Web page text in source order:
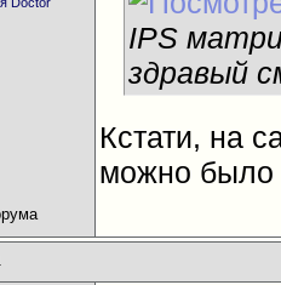
IPS
здравый
Кстати, на
можно было